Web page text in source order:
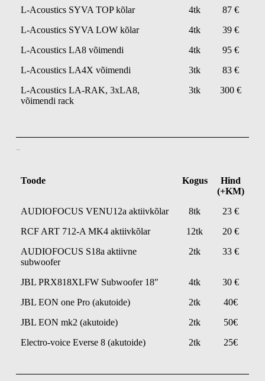
L-Acoustics SYVA TOP kõlar
4tk
87 €
L-Acoustics SYVA LOW kõlar
4tk
39 €
L-Acoustics LA8 võimendi
4tk
95 €
L-Acoustics LA4X võimendi
3tk
83 €
L-Acoustics LA-RAK, 3xLA8,
võimendi rack
3tk 300 €
Toode Kogus
Hind
(+KM)
AUDIOFOCUS VENU12a aktiivkõlar
8tk
23 €
RCF ART 712-A MK4 aktiivkõlar
12tk
20 €
AUDIOFOCUS S18a aktiivne
subwoofer
2tk 33 €
JBL PRX818XLFW Subwoofer 18″ 4tk
30 €
JBL EON one Pro (akutoide)
2tk
40€
JBL EON mk2 (akutoide)
2tk
50€
Electro-voice Everse 8 (akutoide)
2tk 25€